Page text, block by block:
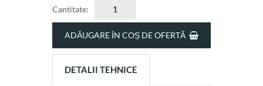
Cantitate:
DETALII TEHNICE